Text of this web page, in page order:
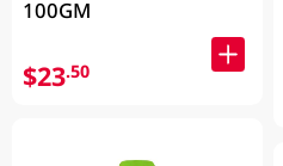
100GM
$23.50